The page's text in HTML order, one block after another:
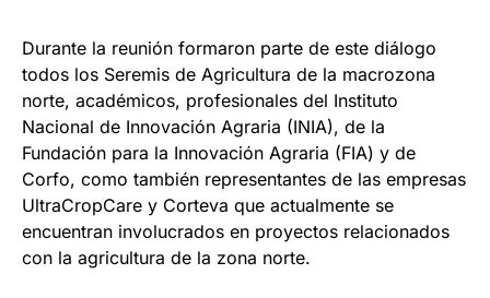
Durante la reunión formaron parte de este diálogo
todos los Seremis de Agricultura de la macrozona
norte, académicos, profesionales del Instituto
Nacional de Innovación Agraria (INIA), de la
Fundación para la Innovación Agraria (FIA) y de
Corfo, como también representantes de las empresas
UltraCropCare y Corteva que actualmente se
encuentran involucrados en proyectos relacionados
con la agricultura de la zona norte.